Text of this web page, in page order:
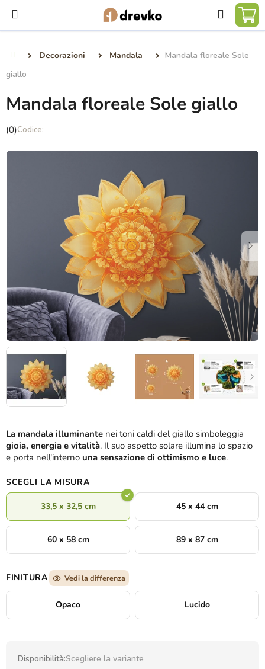
contenuto
Ricerca
Decorazioni Mandala
Mandala floreale Sole
giallo
La mandala illuminante nei toni caldi del giallo simboleggia
gioia, energia e vitalità. Il suo aspetto solare illumina lo spazio
e porta nell'interno una sensazione di ottimismo e luce.
SCEGLI LA MISURA
33,5 x 32,5 cm 45 x 44 cm
60 x 58 cm 89 x 87 cm
FINITURA Vedi la differenza
Opaco Lucido
Disponibilità:Scegliere la variante
Mandala floreale Sole giallo
La
media
(0)